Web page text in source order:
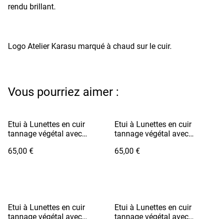
rendu brillant.
Logo Atelier Karasu marqué à chaud sur le cuir.
Vous pourriez aimer :
Etui à Lunettes en cuir
tannage végétal avec
Pomme
65,00 €
Etui à Lunettes en cuir
tannage végétal avec
Foncé / Fil Blanc
65,00 €
Etui à Lunettes en cuir
tannage végétal avec
Etui à Lunettes en cuir
tannage végétal avec